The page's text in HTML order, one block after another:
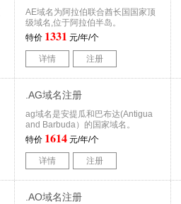
AE域名为阿拉伯联合酋长国国家顶
级域名,位于阿拉伯半岛。
特价 1331 元/年/个
详情 注册
.AG域名注册
ag域名是安提瓜和巴布达(Antigua
and Barbuda）的国家域名。
特价 1614 元/年/个
详情 注册
.AO域名注册